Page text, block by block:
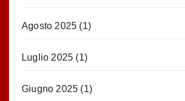
Agosto 2025 (1)
Luglio 2025 (1)
Giugno 2025 (1)